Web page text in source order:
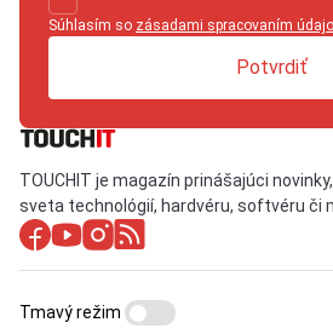
Súhlasím so zásadami spracovaním
Potvrdiť
TOUCHIT je magazín prinášajúci
sveta technológií, hardvéru, softvéru či
Tmavý režim